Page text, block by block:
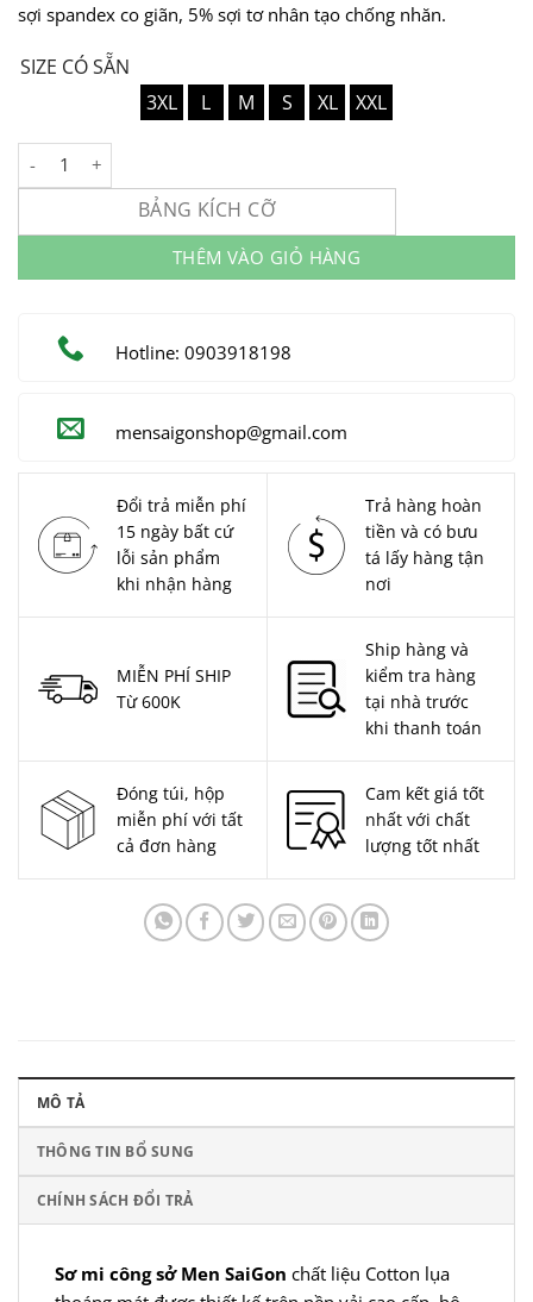
sợi spandex co giãn, 5% sợi tơ nhân tạo chống nhăn.
SIZE CÓ SẴN
3XL
L M S XL XXL
Sơ Mi Nam Thời Trang Công Sở MEN SAIGON Code: N7480 số
BẢNG KÍCH CỠ
THÊM VÀO GIỎ HÀNG
Hotline: 0903918198
mensaigonshop@gmail.com
Đổi trả miễn phí
15 ngày bất cứ
lỗi sản phẩm
khi nhận hàng
Trả hàng hoàn
tiền và có bưu
tá lấy hàng tận
nơi
MIỄN PHÍ SHIP
Từ 600K
Ship hàng và
kiểm tra hàng
tại nhà trước
khi thanh toán
Đóng túi, hộp
miễn phí với tất
cả đơn hàng
Cam kết giá tốt
nhất với chất
lượng tốt nhất
MÔ TẢ
THÔNG TIN BỔ SUNG
CHÍNH SÁCH ĐỔI TRẢ
Sơ mi công sở Men SaiGon chất liệu Cotton lụa